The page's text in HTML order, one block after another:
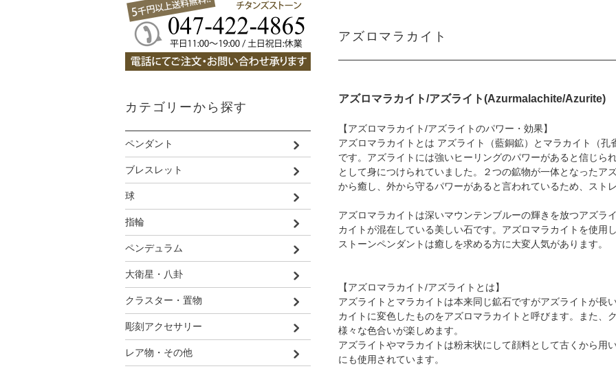
アズロマラカイト
アズロマラカイト/アズライト(Azurmalachite/Azurite)
【アズロマラカイト/アズライトのパワー・効果】
アズロマラカイトとは アズライト（藍銅鉱）とマラカイト（
です。アズライトには強いヒーリングのパワーがあると信じら
として身につけられていました。２つの鉱物が一体となったア
から癒し、外から守るパワーがあると言われているため、スト
アズロマラカイトは深いマウンテンブルーの輝きを放つアズラ
カイトが混在している美しい石です。アズロマラカイトを使用
ストーンペンダント は癒しを求める方に大変人気があります。
【アズロマラカイト/アズライトとは】
アズライトとマラカイトは本来同じ鉱石ですがアズライトが長
カイトに変色したものをアズロマラカイトと呼びます。また、
様々な色合いが楽しめます。
アズライトやマラカイトは粉末状にして顔料として古くから用
にも使用されています。
カテゴリーから探す
ペンダント
ブレスレット
球
指輪
ペンデュラム
大衛星・八卦
クラスター・置物
彫刻アクセサリー
レア物・その他